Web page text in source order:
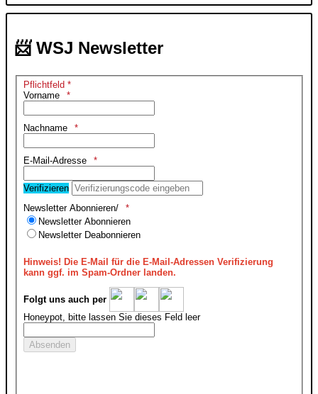
📨 WSJ Newsletter
Pflichtfeld *
Vorname
Nachname
E-Mail-Adresse
Verifizieren
Newsletter Abonnieren/
Newsletter Abonnieren
Newsletter Deabonnieren
Hinweis! Die E-Mail für die E-Mail-Adressen Verifizierung
kann ggf. im Spam-Ordner landen.
Folgt uns auch per
Honeypot, bitte lassen Sie dieses Feld leer